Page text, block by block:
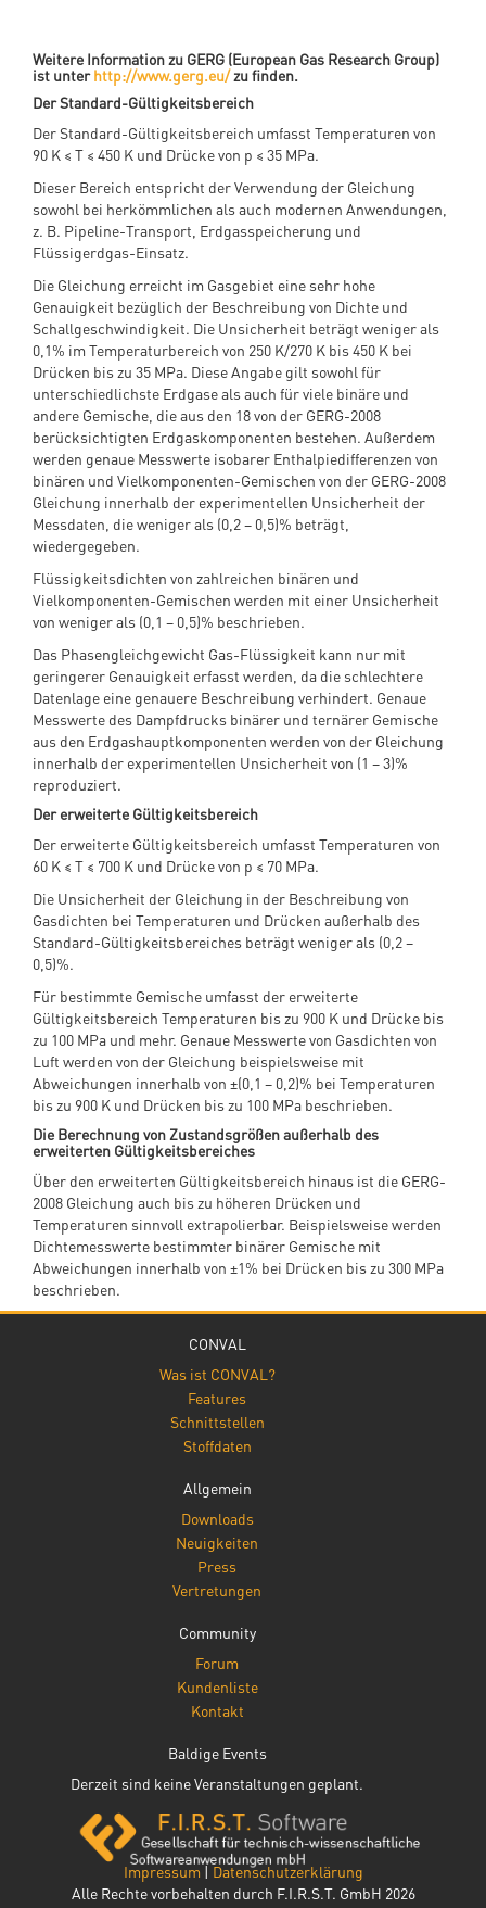
Weitere Information zu GERG (European Gas Research Group)
ist unterhttp://www.gerg.eu/zu finden.
Der Standard-Gültigkeitsbereich
Der Standard-Gültigkeitsbereich umfasst Temperaturen von
90 K ≤ T ≤ 450 K und Drücke von p ≤ 35 MPa.
Dieser Bereich entspricht der Verwendung der Gleichung
sowohl bei herkömmlichen als auch modernen Anwendungen,
z. B. Pipeline-Transport, Erdgasspeicherung und
Flüssigerdgas-Einsatz.
Die Gleichung erreicht im Gasgebiet eine sehr hohe
Genauigkeit bezüglich der Beschreibung von Dichte und
Schallgeschwindigkeit. Die Unsicherheit beträgt weniger als
0,1% im Temperaturbereich von 250 K/270 K bis 450 K bei
Drücken bis zu 35 MPa. Diese Angabe gilt sowohl für
unterschiedlichste Erdgase als auch für viele binäre und
andere Gemische, die aus den 18 von der GERG-2008
berücksichtigten Erdgaskomponenten bestehen. Außerdem
werden genaue Messwerte isobarer Enthalpiedifferenzen von
binären und Vielkomponenten-Gemischen von der GERG-2008
Gleichung innerhalb der experimentellen Unsicherheit der
Messdaten, die weniger als (0,2 – 0,5)% beträgt,
wiedergegeben.
Flüssigkeitsdichten von zahlreichen binären und
Vielkomponenten-Gemischen werden mit einer Unsicherheit
von weniger als (0,1 – 0,5)% beschrieben.
Das Phasengleichgewicht Gas-Flüssigkeit kann nur mit
geringerer Genauigkeit erfasst werden, da die schlechtere
Datenlage eine genauere Beschreibung verhindert. Genaue
Messwerte des Dampfdrucks binärer und ternärer Gemische
aus den Erdgashauptkomponenten werden von der Gleichung
innerhalb der experimentellen Unsicherheit von (1 – 3)%
reproduziert.
Der erweiterte Gültigkeitsbereich
Der erweiterte Gültigkeitsbereich umfasst Temperaturen von
60 K ≤ T ≤ 700 K und Drücke von p ≤ 70 MPa.
Die Unsicherheit der Gleichung in der Beschreibung von
Gasdichten bei Temperaturen und Drücken außerhalb des
Standard-Gültigkeitsbereiches beträgt weniger als (0,2 –
0,5)%.
Für bestimmte Gemische umfasst der erweiterte
Gültigkeitsbereich Temperaturen bis zu 900 K und Drücke bis
zu 100 MPa und mehr. Genaue Messwerte von Gasdichten von
Luft werden von der Gleichung beispielsweise mit
Abweichungen innerhalb von ±(0,1 – 0,2)% bei Temperaturen
bis zu 900 K und Drücken bis zu 100 MPa beschrieben.
Die Berechnung von Zustandsgrößen außerhalb des
erweiterten Gültigkeitsbereiches
Über den erweiterten Gültigkeitsbereich hinaus ist die GERG-
2008 Gleichung auch bis zu höheren Drücken und
Temperaturen sinnvoll extrapolierbar. Beispielsweise werden
Dichtemesswerte bestimmter binärer Gemische mit
Abweichungen innerhalb von ±1% bei Drücken bis zu 300 MPa
beschrieben.
CONVAL
Was ist CONVAL?
Features
Schnittstellen
Stoffdaten
Allgemein
Downloads
Neuigkeiten
Press
Vertretungen
Community
Forum
Kundenliste
Kontakt
Baldige Events
Derzeit sind keine Veranstaltungen geplant.
Impressum|Datenschutzerklärung
Alle Rechte vorbehalten durch F.I.R.S.T. GmbH 2026